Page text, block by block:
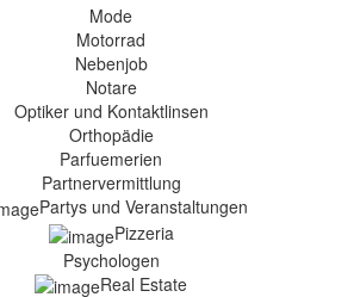
Mode
Motorrad
Nebenjob
Notare
Optiker und Kontaktlinsen
Orthopädie
Parfuemerien
Partnervermittlung
Partys und Veranstaltungen
Pizzeria
Psychologen
Real Estate